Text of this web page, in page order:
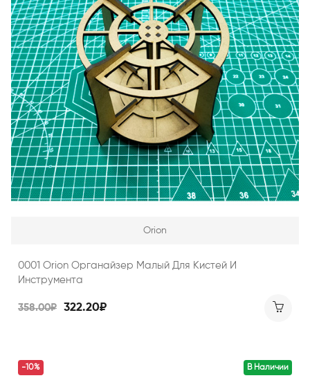
Orion
0001 Orion Органайзер Малый Для Кистей И
Инструмента
358.00₽ 322.20₽
В Наличии
-10%